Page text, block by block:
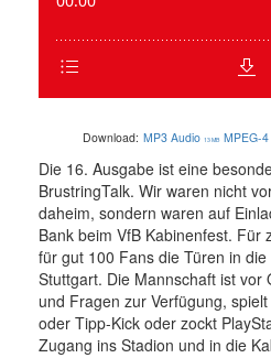
Download: MP3 Audio 13 MB MPEG-
Die 16. Ausgabe ist eine
BrustringTalk. Wir waren nicht
daheim, sondern waren auf
Bank beim VfB Kabinenfest. Für
für gut 100 Fans die Türen in
Stuttgart. Die Mannschaft ist vor
und Fragen zur Verfügung,
oder Tipp-Kick oder zockt
Zugang ins Stadion und in die